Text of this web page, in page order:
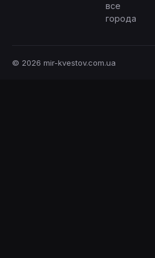
все
города
© 2026 mir-kvestov.com.ua